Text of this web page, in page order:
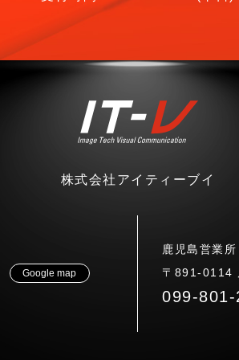
株式会社アイティーブイ
Google map
鹿児島営業所
〒891-0114
099-801-